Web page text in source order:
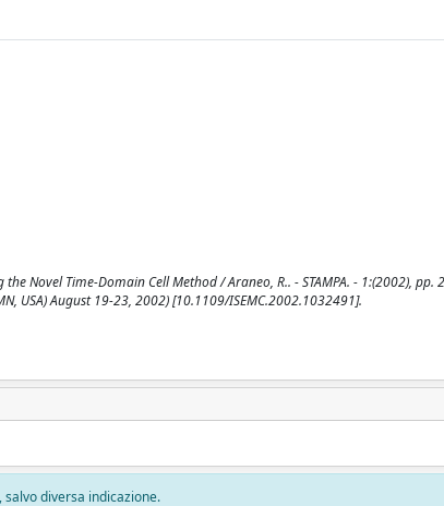
Novel Time-Domain Cell Method / Araneo, R.. - STAMPA. - 1:(2002), pp.
USA) August 19-23, 2002) [10.1109/ISEMC.2002.1032491].
diversa indicazione.